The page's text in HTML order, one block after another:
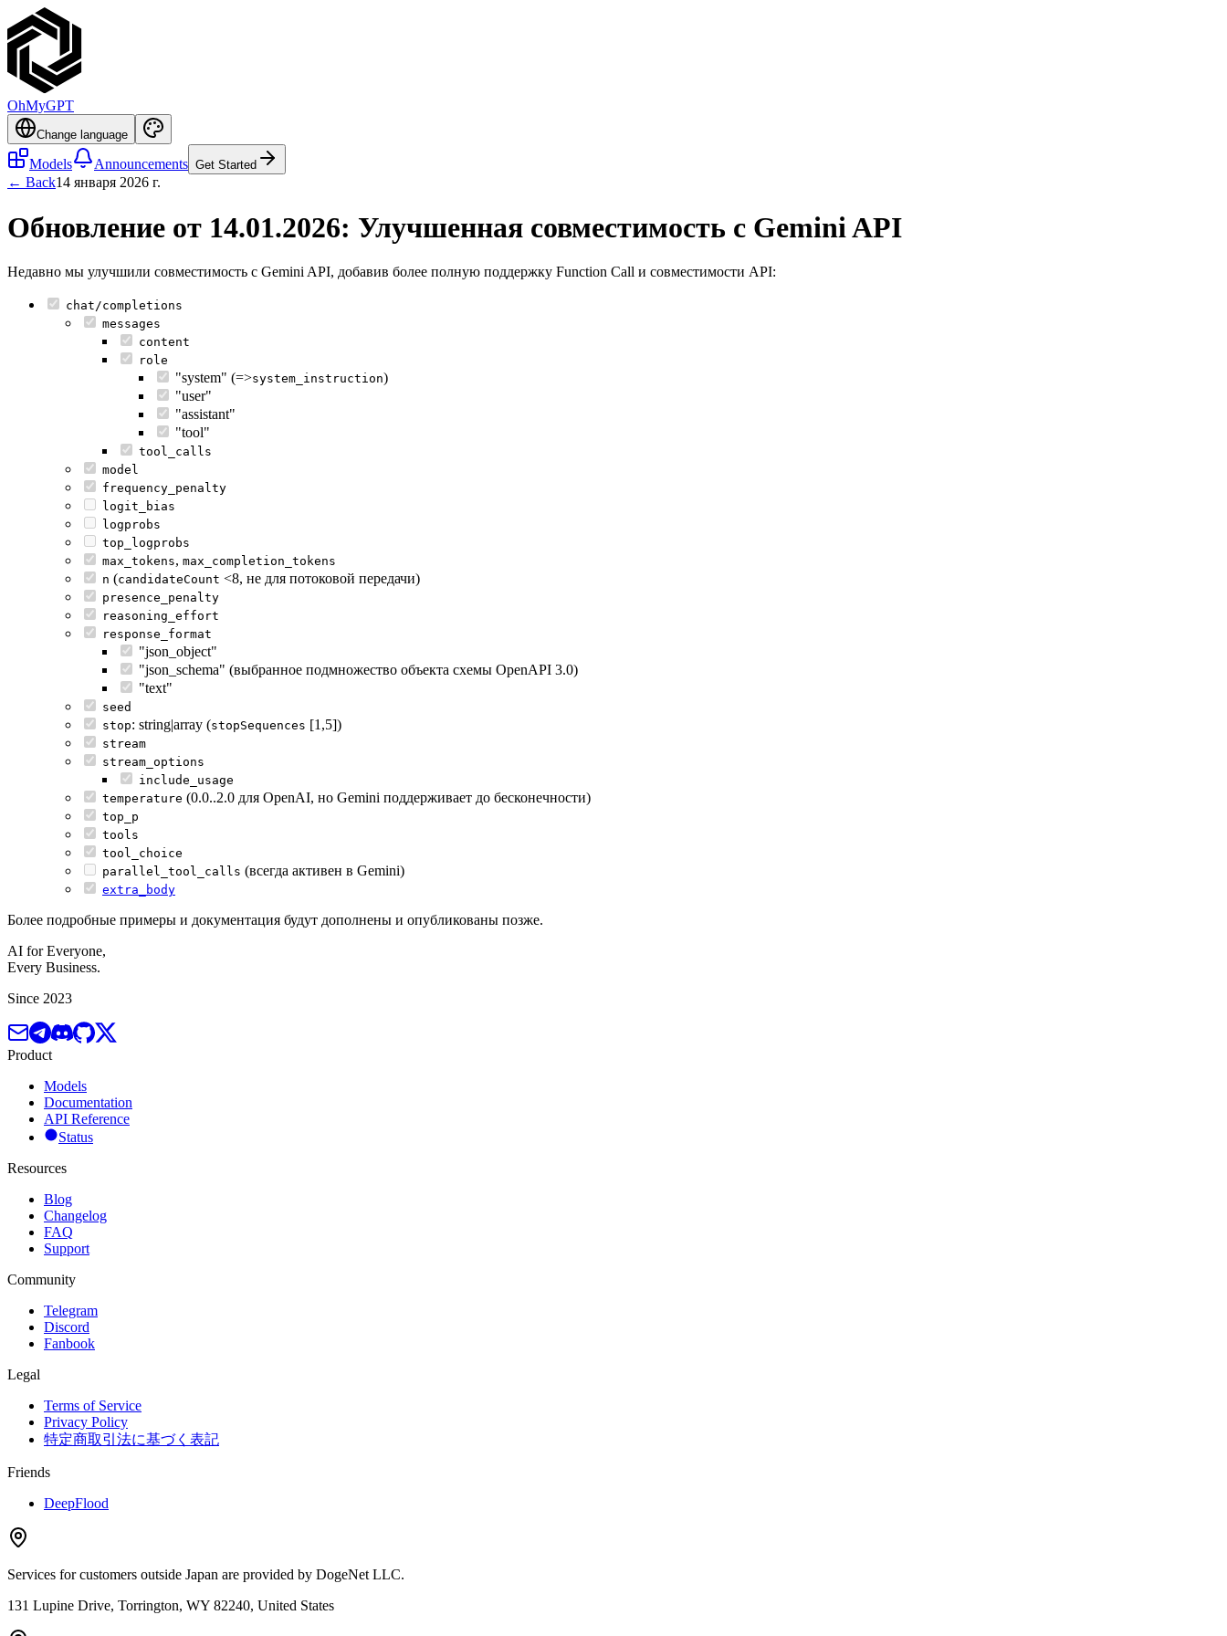
OhMyGPT
Change language
Models Announcements Get Started
← Back14 января 2026 г.
Обновление от 14.01.2026: Улучшенная совместимость с Gemini API
Недавно мы улучшили совместимость с Gemini API, добавив более полную поддержку Function Call и совместимости API:
chat/completions
messages
content
role
"system" (=>system_instruction)
"user"
"assistant"
"tool"
tool_calls
model
frequency_penalty
logit_bias
logprobs
top_logprobs
max_tokens, max_completion_tokens
n (candidateCount <8, не для потоковой передачи)
presence_penalty
reasoning_effort
response_format
"json_object"
"json_schema" (выбранное подмножество объекта схемы OpenAPI 3.0)
"text"
seed
stop: string|array (stopSequences [1,5])
stream
stream_options
include_usage
temperature (0.0..2.0 для OpenAI, но Gemini поддерживает до бесконечности)
top_p
tools
tool_choice
parallel_tool_calls (всегда активен в Gemini)
extra_body
Более подробные примеры и документация будут дополнены и опубликованы позже.
AI for Everyone,
Every Business.
Since 2023
Product
Models
Documentation
API Reference
Status
Resources
Blog
Changelog
FAQ
Support
Community
Telegram
Discord
Fanbook
Legal
Terms of Service
Privacy Policy
特定商取引法に基づく表記
Friends
DeepFlood
Services for customers outside Japan are provided by DogeNet LLC.
131 Lupine Drive, Torrington, WY 82240, United States